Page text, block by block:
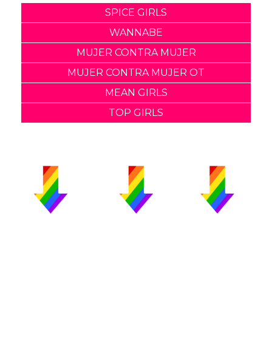
SPICE GIRLS
WANNABE
MUJER CONTRA MUJER
MUJER CONTRA MUJER OT
MEAN GIRLS
TOP GIRLS